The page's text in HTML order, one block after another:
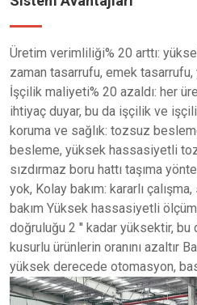
Üretim verimliliği% 20 arttı:
zaman tasarrufu, emek
İşçilik maliyeti% 20 azaldı: her
ihtiyaç duyar, bu da işçilik ve
koruma ve sağlık: tozsuz
besleme, yüksek hassasiyetli
sızdırmaz boru hattı taşıma
yok, Kolay bakım: kararlı
bakım Yüksek hassasiyetli
doğruluğu 2 '' kadar yüksektir, bu
kusurlu ürünlerin oranını azaltır
yüksek derecede otomasyon,